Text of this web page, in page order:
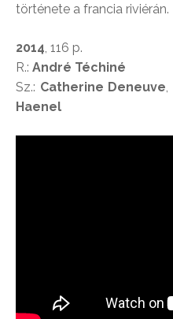
története a francia riviérán.
2014, 116 p.
R.: André Téchiné
Sz.: Catherine Deneuve,
Haenel